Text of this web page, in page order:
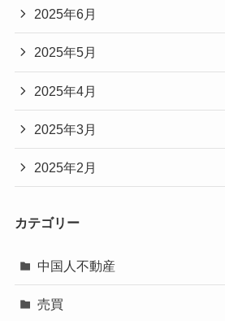
2025年6月
2025年5月
2025年4月
2025年3月
2025年2月
カテゴリー
中国人不動産
売買